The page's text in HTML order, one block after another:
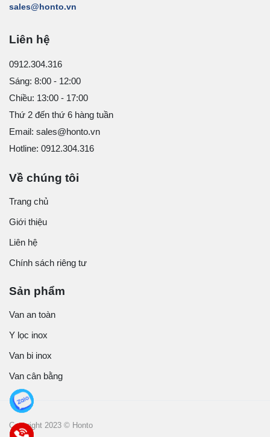
sales@honto.vn
Liên hệ
0912.304.316
Sáng: 8:00 - 12:00
Chiều: 13:00 - 17:00
Thứ 2 đến thứ 6 hàng tuần
Email: sales@honto.vn
Hotline: 0912.304.316
Về chúng tôi
Trang chủ
Giới thiệu
Liên hệ
Chính sách riêng tư
Sản phẩm
Van an toàn
Y lọc inox
Van bi inox
Van cân bằng
Copyright 2023 © Honto